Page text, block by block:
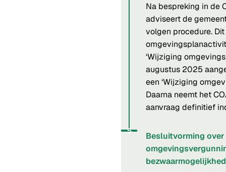
Na bespreking in de
adviseert de
volgen procedure.
‘Wijziging
augustus 2025
een ‘Wijziging
Daarna neemt het
aanvraag definitief
Besluitvorming over
Status: Actief
Opvolgingsnummer:
5